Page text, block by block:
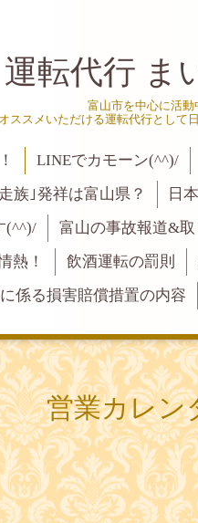
運転代行 ま
富山市を中心に活動
オススメいただける運転代行として
LINEでカモーン(^^)/
族｣発祥は富山県？ 日
(^^)/
富山の事故報道&
熱！
飲酒運転の罰則
係る損害賠償措置の内容
営業カレン